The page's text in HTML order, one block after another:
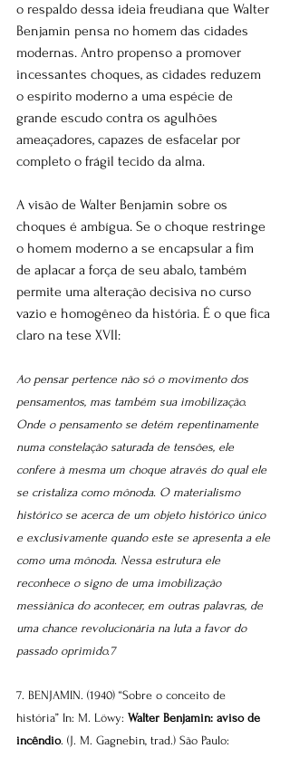
o respaldo dessa ideia freudiana que Walter
Benjamin pensa no homem das cidades
modernas. Antro propenso a promover
incessantes choques, as cidades reduzem
o espírito moderno a uma espécie de
grande escudo contra os agulhões
ameaçadores, capazes de esfacelar por
completo o frágil tecido da alma.
A visão de Walter Benjamin sobre os
choques é ambígua. Se o choque restringe
o homem moderno a se encapsular a fim
de aplacar a força de seu abalo, também
permite uma alteração decisiva no curso
vazio e homogêneo da história. É o que fica
claro na tese XVII:
Ao pensar pertence não só o movimento dos
pensamentos, mas também sua imobilização.
Onde o pensamento se detém repentinamente
numa constelação saturada de tensões, ele
confere à mesma um choque através do qual ele
se cristaliza como mônoda. O materialismo
histórico se acerca de um objeto histórico único
e exclusivamente quando este se apresenta a ele
como uma mônoda. Nessa estrutura ele
reconhece o signo de uma imobilização
messiânica do acontecer, em outras palavras, de
uma chance revolucionária na luta a favor do
passado oprimido.7
7. BENJAMIN. (1940) “Sobre o conceito de
história” In: M. Löwy: Walter Benjamin: aviso de
incêndio. (J. M. Gagnebin, trad.) São Paulo: